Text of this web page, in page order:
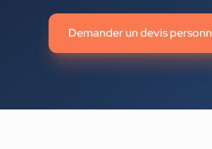
Demander un devis